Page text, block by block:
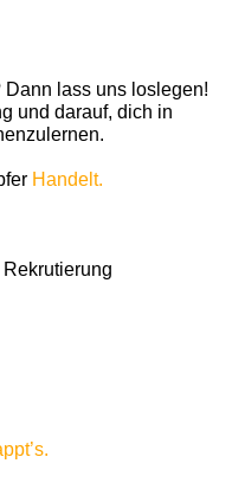
lass uns loslegen!
und darauf, dich in
Handelt.